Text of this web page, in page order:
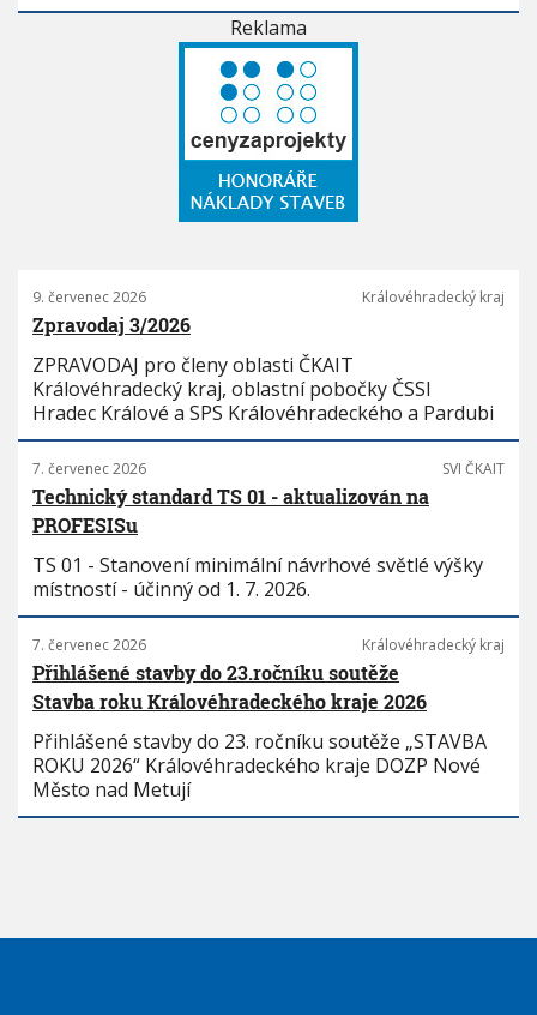
Reklama
9. červenec 2026 Královéhradecký kraj
Zpravodaj 3/2026
ZPRAVODAJ pro členy oblasti ČKAIT
Královéhradecký kraj, oblastní pobočky ČSSI
Hradec Králové a SPS Královéhradeckého a Pardubi
7. červenec 2026 SVI ČKAIT
Technický standard TS 01 - aktualizován na
PROFESISu
TS 01 - Stanovení minimální návrhové světlé výšky
místností - účinný od 1. 7. 2026.
7. červenec 2026 Královéhradecký kraj
Přihlášené stavby do 23.ročníku soutěže
Stavba roku Královéhradeckého kraje 2026
Přihlášené stavby do 23. ročníku soutěže „STAVBA
ROKU 2026“ Královéhradeckého kraje DOZP Nové
Město nad Metují